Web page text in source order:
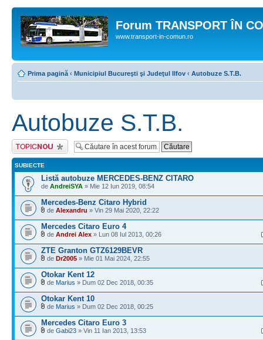
Forum TRANSPORT ÎN
www.transport-in-comun.ro
Prima pagină ‹ Municipiul Bucureşti şi Judeţul Ilfov ‹ Autobuze S.T.B.
Autobuze S.T.B.
Scrie un subiect
nou
SUBIECTE
Listă autobuze MERCEDES-BENZ CITARO
de AndreiSYA » Mie 12 Iun 2019, 08:54
Mercedes-Benz Citaro Hybrid
de Alexandru » Vin 29 Mai 2020, 22:22
Mercedes Citaro Euro 4
de Andrei Alex » Lun 08 Iul 2013, 00:26
ZTE Granton GTZ6129BEVR
de Dr2005 » Mie 01 Mai 2024, 22:55
Otokar Kent 12
de Marius » Dum 02 Dec 2018, 00:35
Otokar Kent 10
de Marius » Dum 02 Dec 2018, 00:25
Mercedes Citaro Euro 3
de Gabi23 » Vin 11 Ian 2013, 13:53